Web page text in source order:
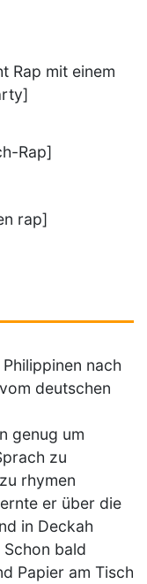
Rap mit einem
Rap]
rap]
nach
deutschen
genug um
zu
rhymen
er über die
in Deckah
bald
Papier am Tisch